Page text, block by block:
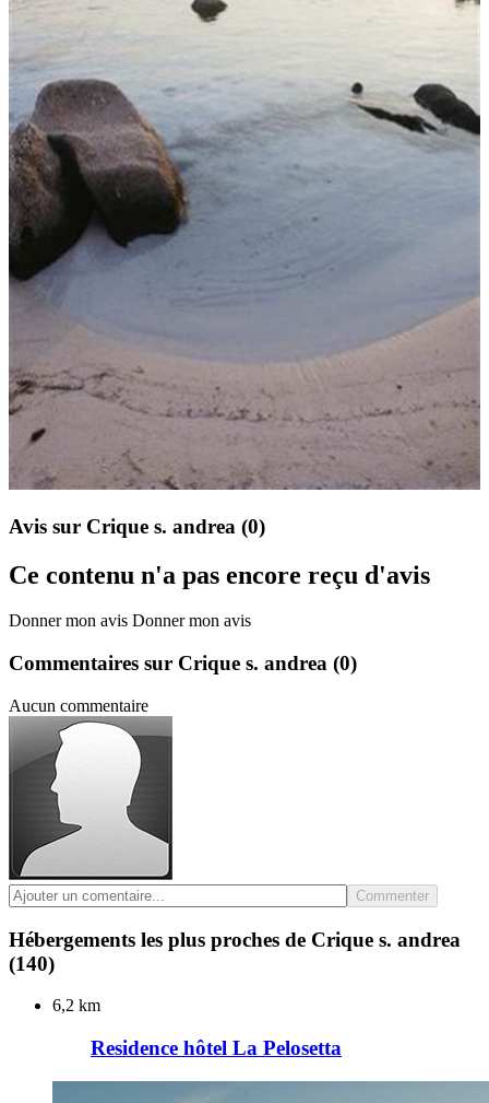
Avis sur Crique s. andrea (0)
Ce contenu n'a pas encore reçu d'avis
Donner mon avis Donner mon avis
Commentaires sur Crique s. andrea (0)
Aucun commentaire
Commenter
Hébergements les plus proches de Crique s. andrea
(140)
6,2 km
Residence hôtel La Pelosetta